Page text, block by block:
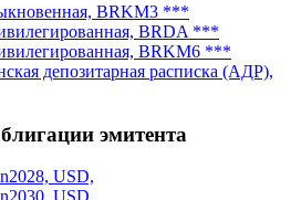
BRKM3 ***
BRDA ***
BRKM6 ***
депозитарная расписка (АДР),
эмитента
USD,